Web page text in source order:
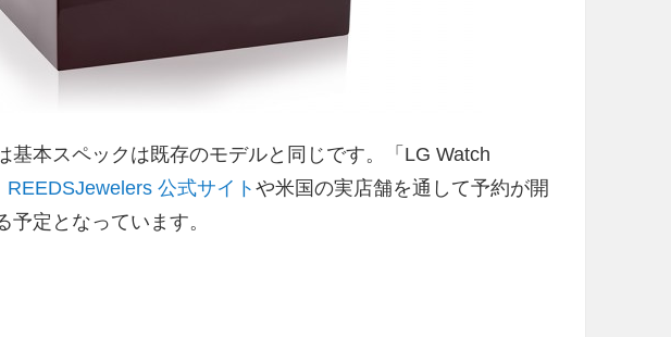
基本スペックは既存のモデルと同じです。「LG Watch
REEDSJewelers 公式サイトや米国の実店舗を通して予約が開
定となっています。